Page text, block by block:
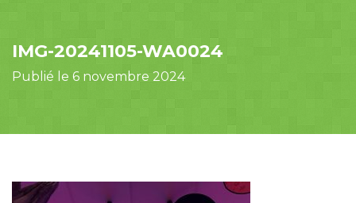
IMG-20241105-WA0024
Publié le 6 novembre 2024